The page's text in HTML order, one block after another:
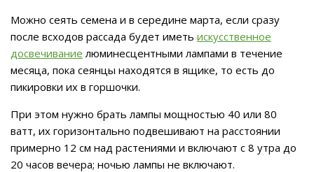
Можно сеять семена и в середине марта, если сразу
после всходов рассада будет иметь искусственное
досвечивание люминесцентными лампами в течение
месяца, пока сеянцы находятся в ящике, то есть до
пикировки их в горшочки.
При этом нужно брать лампы мощностью 40 или 80
ватт, их горизонтально подвешивают на расстоянии
примерно 12 см над растениями и включают с 8 утра до
20 часов вечера; ночью лампы не включают.